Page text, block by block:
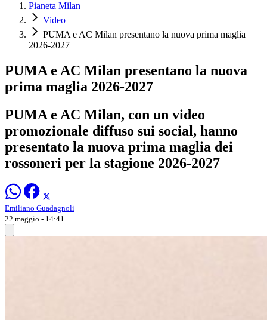
Pianeta Milan
Video
PUMA e AC Milan presentano la nuova prima maglia
2026-2027
PUMA e AC Milan presentano la nuova
prima maglia 2026-2027
PUMA e AC Milan, con un video
promozionale diffuso sui social, hanno
presentato la nuova prima maglia dei
rossoneri per la stagione 2026-2027
Emiliano Guadagnoli
22 maggio - 14:41